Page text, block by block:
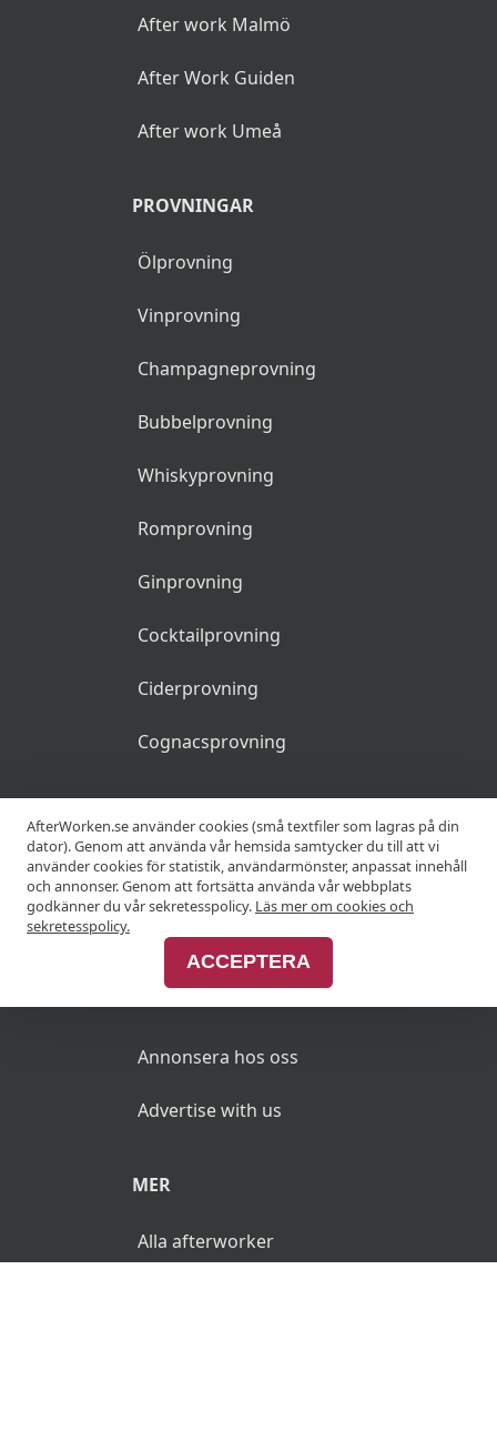
After work Malmö
After Work Guiden
After work Umeå
PROVNINGAR
Ölprovning
Vinprovning
Champagneprovning
Bubbelprovning
Whiskyprovning
Romprovning
Ginprovning
Cocktailprovning
Ciderprovning
Cognacsprovning
KRÖGARE
Anslut din restaurang
Annonsera hos oss
Advertise with us
MER
Alla afterworker
AfterWorken.se använder cookies (små textfiler som lagras på din
dator). Genom att använda vår hemsida samtycker du till att vi
använder cookies för statistik, användarmönster, anpassat innehåll
och annonser. Genom att fortsätta använda vår webbplats
godkänner du vår sekretesspolicy. Läs mer om cookies och
sekretesspolicy.
ACCEPTERA